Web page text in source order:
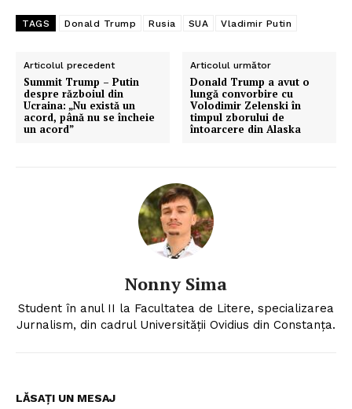
TAGS Donald Trump Rusia SUA Vladimir Putin
Articolul precedent
Summit Trump – Putin
despre războiul din
Ucraina: „Nu există un
acord, până nu se încheie
un acord”
Articolul următor
Donald Trump a avut o
lungă convorbire cu
Volodimir Zelenski în
timpul zborului de
întoarcere din Alaska
Nonny Sima
Student în anul II la Facultatea de Litere, specializarea
Jurnalism, din cadrul Universității Ovidius din Constanța.
LĂSAȚI UN MESAJ